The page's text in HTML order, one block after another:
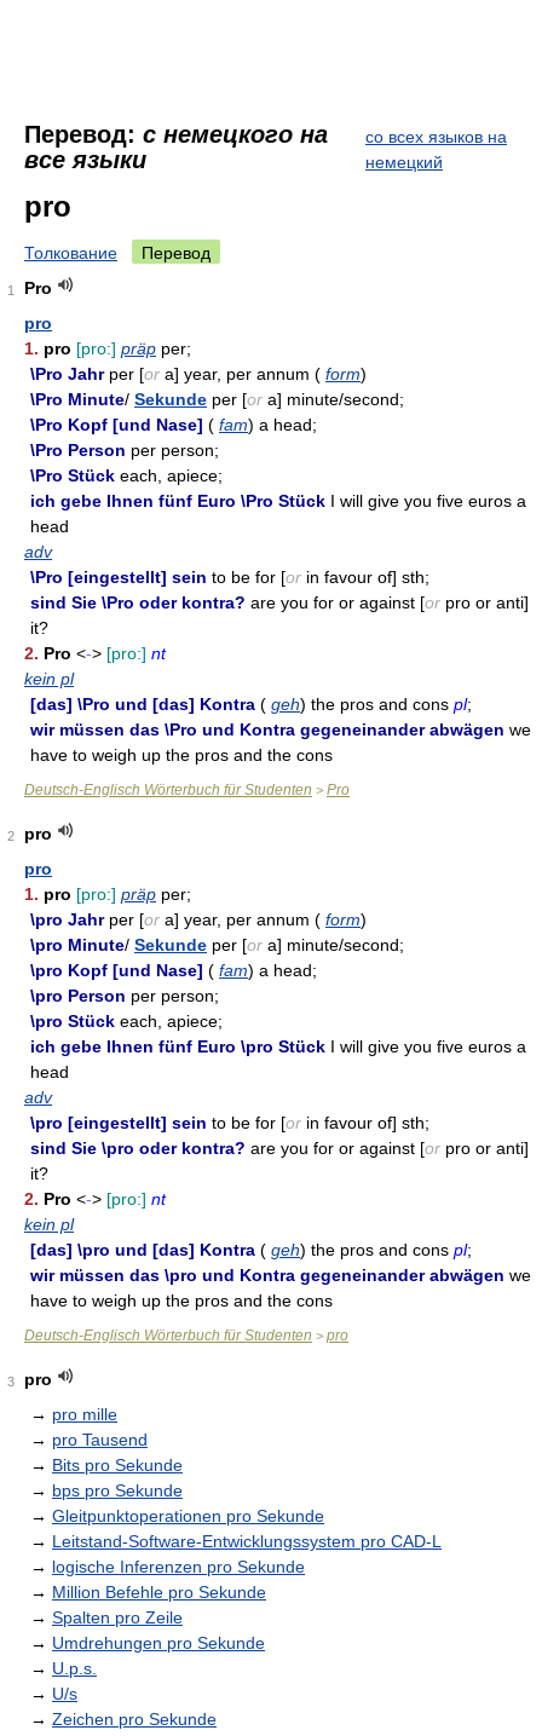
Перевод: с немецкого на
все языки
со всех языков на
немецкий
pro
Толкование Перевод
1
Pro
pro
1. pro [pro:] präp per;
\Pro Jahrper [or a] year, per annum ( form)
\Pro Minute/ Sekunde per [or a] minute/second;
\Pro Kopf [und Nase] ( fam) a head;
\Pro Person per person;
\Pro Stück each, apiece;
ich gebe Ihnen fünf Euro \Pro Stück I will give you five euros a
head
adv
\Pro [eingestellt] sein to be for [or in favour of] sth;
sind Sie \Pro oder kontra? are you for or against [or pro or anti]
it?
2. Pro <-> [pro:] nt
kein pl
[das] \Pro und [das] Kontra ( geh) the pros and cons pl;
wir müssen das \Pro und Kontra gegeneinander abwägen we
have to weigh up the pros and the cons
Deutsch-Englisch Wörterbuch für Studenten > Pro
2
pro
pro
1. pro [pro:] präp per;
\pro Jahrper [or a] year, per annum ( form)
\pro Minute/ Sekunde per [or a] minute/second;
\pro Kopf [und Nase] ( fam) a head;
\pro Person per person;
\pro Stück each, apiece;
ich gebe Ihnen fünf Euro \pro Stück I will give you five euros a
head
adv
\pro [eingestellt] sein to be for [or in favour of] sth;
sind Sie \pro oder kontra? are you for or against [or pro or anti]
it?
2. Pro <-> [pro:] nt
kein pl
[das] \pro und [das] Kontra ( geh) the pros and cons pl;
wir müssen das \pro und Kontra gegeneinander abwägen we
have to weigh up the pros and the cons
Deutsch-Englisch Wörterbuch für Studenten > pro
3
pro
→ pro mille
→ pro Tausend
→ Bits pro Sekunde
→ bps pro Sekunde
→ Gleitpunktoperationen pro Sekunde
→ Leitstand-Software-Entwicklungssystem pro CAD-L
→ logische Inferenzen pro Sekunde
→ Million Befehle pro Sekunde
→ Spalten pro Zeile
→ Umdrehungen pro Sekunde
→ U.p.s.
→ U/s
→ Zeichen pro Sekunde